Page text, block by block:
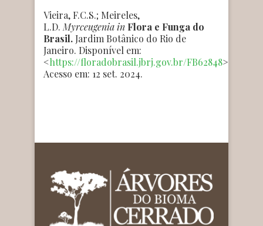
Vieira, F.C.S.; Meireles,
L.D. Myrceugeniain Flora e Funga do
Brasil. Jardim Botânico do Rio de
Janeiro. Disponível em:
<https://floradobrasil.jbrj.gov.br/FB62848>.
Acesso em: 12 set. 2024.